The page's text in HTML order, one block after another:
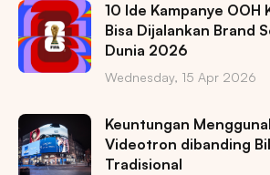
10 Ide Kampanye OOH
Bisa Dijalankan Brand
Dunia 2026
Wednesday, 15 Apr 2026
Keuntungan
Videotron dibanding
Tradisional